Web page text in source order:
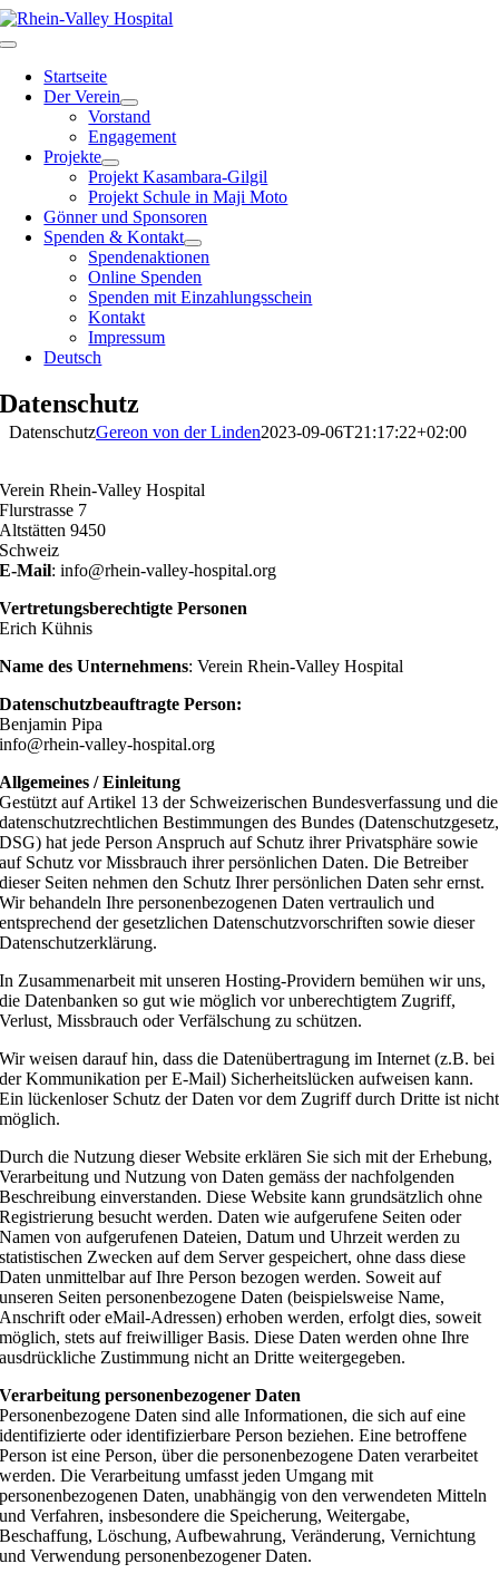
Zum
Inhalt
Toggle
NavigationStartseite
Der Verein
Vorstand
Engagement
Projekte
Projekt Kasambara-Gilgil
Projekt Schule in Maji Moto
Gönner und Sponsoren
Spenden & Kontakt
Spendenaktionen
Online Spenden
Spenden mit Einzahlungsschein
Kontakt
Impressum
Deutsch
Datenschutz
DatenschutzGereon von der Linden2023-09-06T21:17:22+02:00
Verein Rhein-Valley Hospital
Flurstrasse 7
Altstätten 9450
Schweiz
E-Mail: info@rhein-valley-hospital.org
Vertretungsberechtigte Personen
Erich Kühnis
Name des Unternehmens: Verein Rhein-Valley Hospital
Datenschutzbeauftragte Person:
Benjamin Pipa
info@rhein-valley-hospital.org
Allgemeines / Einleitung
Gestützt auf Artikel 13 der Schweizerischen Bundesverfassung und die
datenschutzrechtlichen Bestimmungen des Bundes (Datenschutzgesetz,
DSG) hat jede Person Anspruch auf Schutz ihrer Privatsphäre sowie
auf Schutz vor Missbrauch ihrer persönlichen Daten. Die Betreiber
dieser Seiten nehmen den Schutz Ihrer persönlichen Daten sehr ernst.
Wir behandeln Ihre personenbezogenen Daten vertraulich und
entsprechend der gesetzlichen Datenschutzvorschriften sowie dieser
Datenschutzerklärung.
In Zusammenarbeit mit unseren Hosting-Providern bemühen wir uns,
die Datenbanken so gut wie möglich vor unberechtigtem Zugriff,
Verlust, Missbrauch oder Verfälschung zu schützen.
Wir weisen darauf hin, dass die Datenübertragung im Internet (z.B. bei
der Kommunikation per E-Mail) Sicherheitslücken aufweisen kann.
Ein lückenloser Schutz der Daten vor dem Zugriff durch Dritte ist nicht
möglich.
Durch die Nutzung dieser Website erklären Sie sich mit der Erhebung,
Verarbeitung und Nutzung von Daten gemäss der nachfolgenden
Beschreibung einverstanden. Diese Website kann grundsätzlich ohne
Registrierung besucht werden. Daten wie aufgerufene Seiten oder
Namen von aufgerufenen Dateien, Datum und Uhrzeit werden zu
statistischen Zwecken auf dem Server gespeichert, ohne dass diese
Daten unmittelbar auf Ihre Person bezogen werden. Soweit auf
unseren Seiten personenbezogene Daten (beispielsweise Name,
Anschrift oder eMail-Adressen) erhoben werden, erfolgt dies, soweit
möglich, stets auf freiwilliger Basis. Diese Daten werden ohne Ihre
ausdrückliche Zustimmung nicht an Dritte weitergegeben.
Verarbeitung personenbezogener Daten
Personenbezogene Daten sind alle Informationen, die sich auf eine
identifizierte oder identifizierbare Person beziehen. Eine betroffene
Person ist eine Person, über die personenbezogene Daten verarbeitet
werden. Die Verarbeitung umfasst jeden Umgang mit
personenbezogenen Daten, unabhängig von den verwendeten Mitteln
und Verfahren, insbesondere die Speicherung, Weitergabe,
Beschaffung, Löschung, Aufbewahrung, Veränderung, Vernichtung
und Verwendung personenbezogener Daten.